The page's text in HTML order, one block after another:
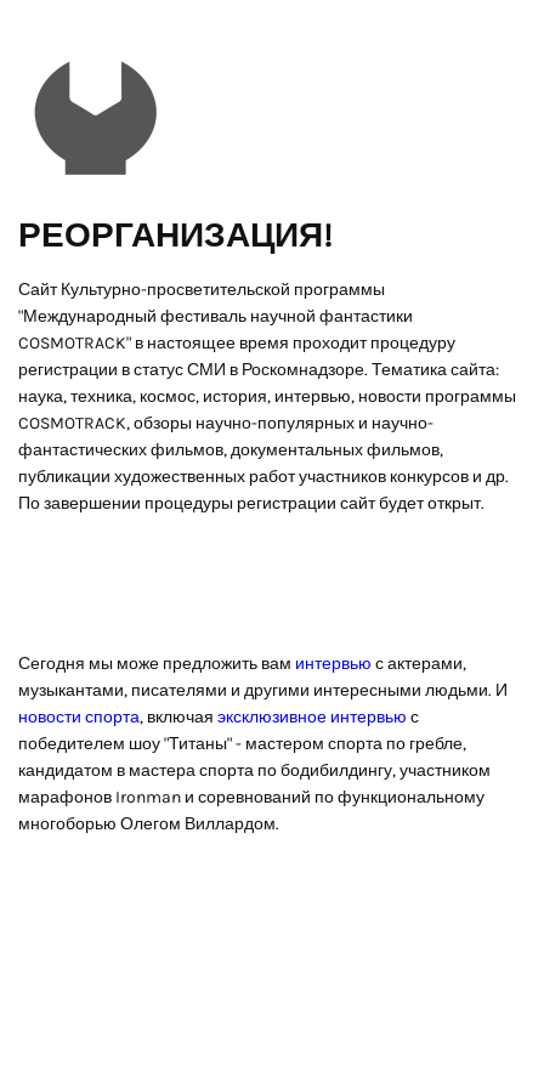
РЕОРГАНИЗАЦИЯ!
Сайт Культурно-просветительской программы
"Международный фестиваль научной фантастики
COSMOTRACK" в настоящее время проходит процедуру
регистрации в статус СМИ в Роскомнадзоре. Тематика сайта:
наука, техника, космос, история, интервью, новости программы
COSMOTRACK, обзоры научно-популярных и научно-
фантастических фильмов, документальных фильмов,
публикации художественных работ участников конкурсов и др.
По завершении процедуры регистрации сайт будет открыт.
Сегодня мы може предложить вам интервью с актерами,
музыкантами, писателями и другими интересными людьми. И
новости спорта, включая эксклюзивное интервью с
победителем шоу "Титаны" - мастером спорта по гребле,
кандидатом в мастера спорта по бодибилдингу, участником
марафонов Ironman и соревнований по функциональному
многоборью Олегом Виллардом.